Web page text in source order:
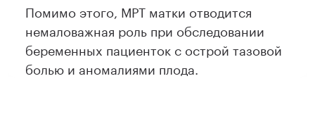
Помимо этого, МРТ матки отводится
немаловажная роль при обследовании
беременных пациенток с острой тазовой
болью и аномалиями плода.